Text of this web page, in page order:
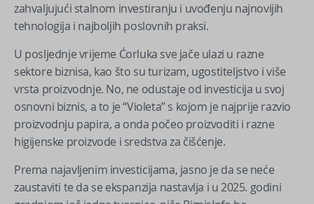
zahvaljujući stalnom investiranju i uvođenju najnovijih
tehnologija i najboljih poslovnih praksi.
U posljednje vrijeme Ćorluka sve jače ulazi u razne
sektore biznisa, kao što su turizam, ugostiteljstvo i više
vrsta proizvodnje. No, ne odustaje od investicija u svoj
osnovni biznis, a to je “Violeta” s kojom je najprije razvio
proizvodnju papira, a onda počeo proizvoditi i razne
higijenske proizvode i sredstva za čišćenje.
Prema najavljenim investicijama, jasno je da se neće
zaustaviti te da se ekspanzija nastavlja i u 2025. godini